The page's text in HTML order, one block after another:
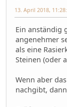
13. April 2018,
Ein anständig
angenehmer
als eine
Steinen (oder
Wenn aber
nachgibt,